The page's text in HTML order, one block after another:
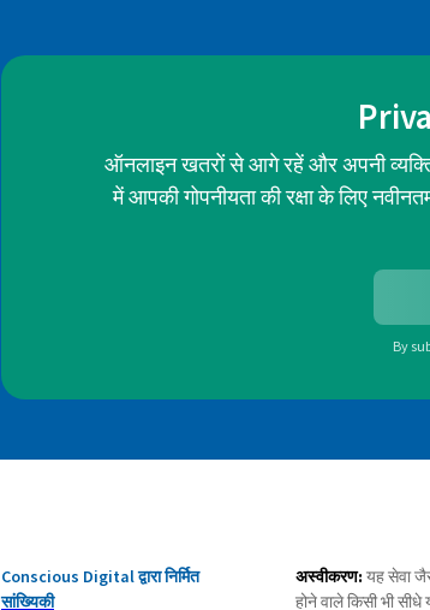
ऑनलाइन खतरों से आगे रहें और अपनी
में आपकी गोपनीयता की रक्षा के लिए
By
Conscious Digital द्वारा निर्मित
सांख्यिकी
अस्वीकरण: यह सेवा
होने वाले किसी भी सीधे